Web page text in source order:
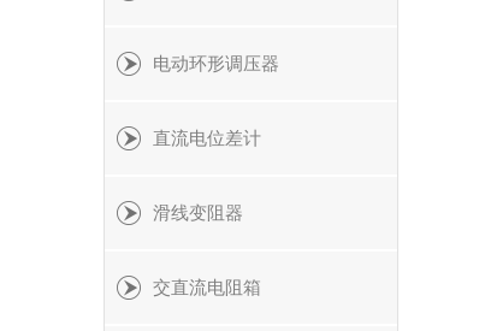
电动环形调压器
直流电位差计
滑线变阻器
交直流电阻箱